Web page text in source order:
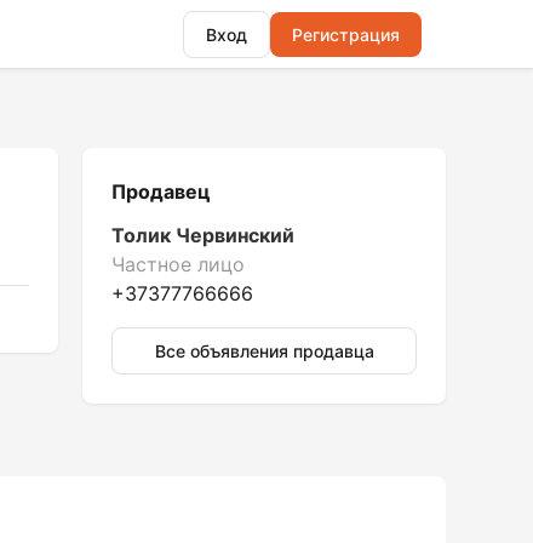
Вход Регистрация
Продавец
Толик Червинский
Частное лицо
+37377766666
Все объявления продавца